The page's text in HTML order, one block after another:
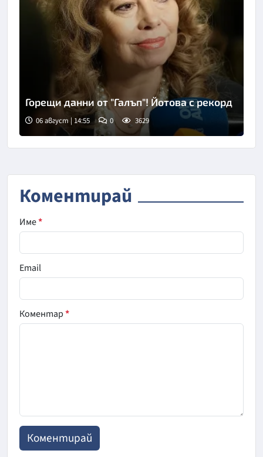
Снимка: БГНЕС
Горещи данни от "Галъп"! Йотова с рекорд
06 август | 14:55 0 3629
Коментирай
Име*
Email
Коментар*